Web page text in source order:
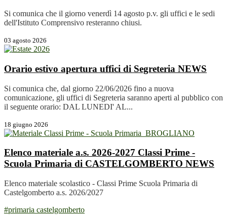
Si comunica che il giorno venerdì 14 agosto p.v. gli uffici e le sedi
dell'Istituto Comprensivo resteranno chiusi.
03 agosto 2026
Orario estivo apertura uffici di Segreteria NEWS
Si comunica che, dal giorno 22/06/2026 fino a nuova
comunicazione, gli uffici di Segreteria saranno aperti al pubblico con
il seguente orario: DAL LUNEDI' AL...
18 giugno 2026
Elenco materiale a.s. 2026-2027 Classi Prime -
Scuola Primaria di CASTELGOMBERTO NEWS
Elenco materiale scolastico - Classi Prime Scuola Primaria di
Castelgomberto a.s. 2026/2027
#primaria castelgomberto